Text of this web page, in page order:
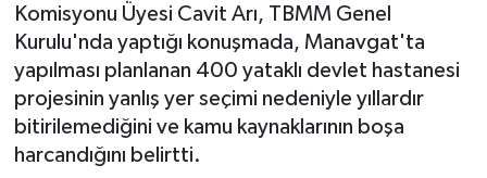
Komisyonu Üyesi Cavit Arı, TBMM Genel
Kurulu'nda yaptığı konuşmada, Manavgat'ta
yapılması planlanan 400 yataklı devlet hastanesi
projesinin yanlış yer seçimi nedeniyle yıllardır
bitirilemediğini ve kamu kaynaklarının boşa
harcandığını belirtti.
Yaşam
Asayiş
Dünya
Son Dakika Haberleri
Haber Arşivi